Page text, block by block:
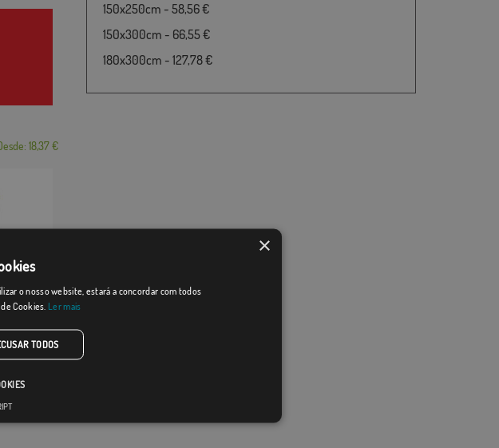
18,37 €
18,37 €
150x250cm - 58,56 €
150x300cm - 66,55 €
180x300cm - 127,78 €
×
o nosso website, estará a concordar com todos
Cookies. Ler mais
TODOS